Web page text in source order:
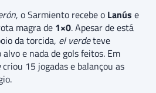
, o Sarmiento recebe o Lanús e
magra de 1×0. Apesar de está
da torcida, el verdeteve
e nada de gols feitos. Em
criou 15 jogadas e balançou as